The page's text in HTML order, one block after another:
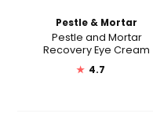
Pestle & Mortar
Pestle and Mortar
Recovery Eye Cream
★ 4.7